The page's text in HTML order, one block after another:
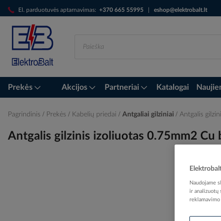
El. parduotuvės aptarnavimas: +370 665 55995 eshop@elektrobalt.lt
Skip
to
Content
Prekės Akcijos Partneriai Katalogai
Pagrindinis Prekės Kabelių priedai Antgaliai gilziniai Antgalis
Antgalis gilzinis izoliuotas 0.75mm2 Cu
Naudojame
ir analizuotų
reklamavimo